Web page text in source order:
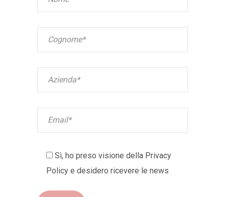
Sì, ho preso visione della Privacy
Policy e desidero ricevere le news